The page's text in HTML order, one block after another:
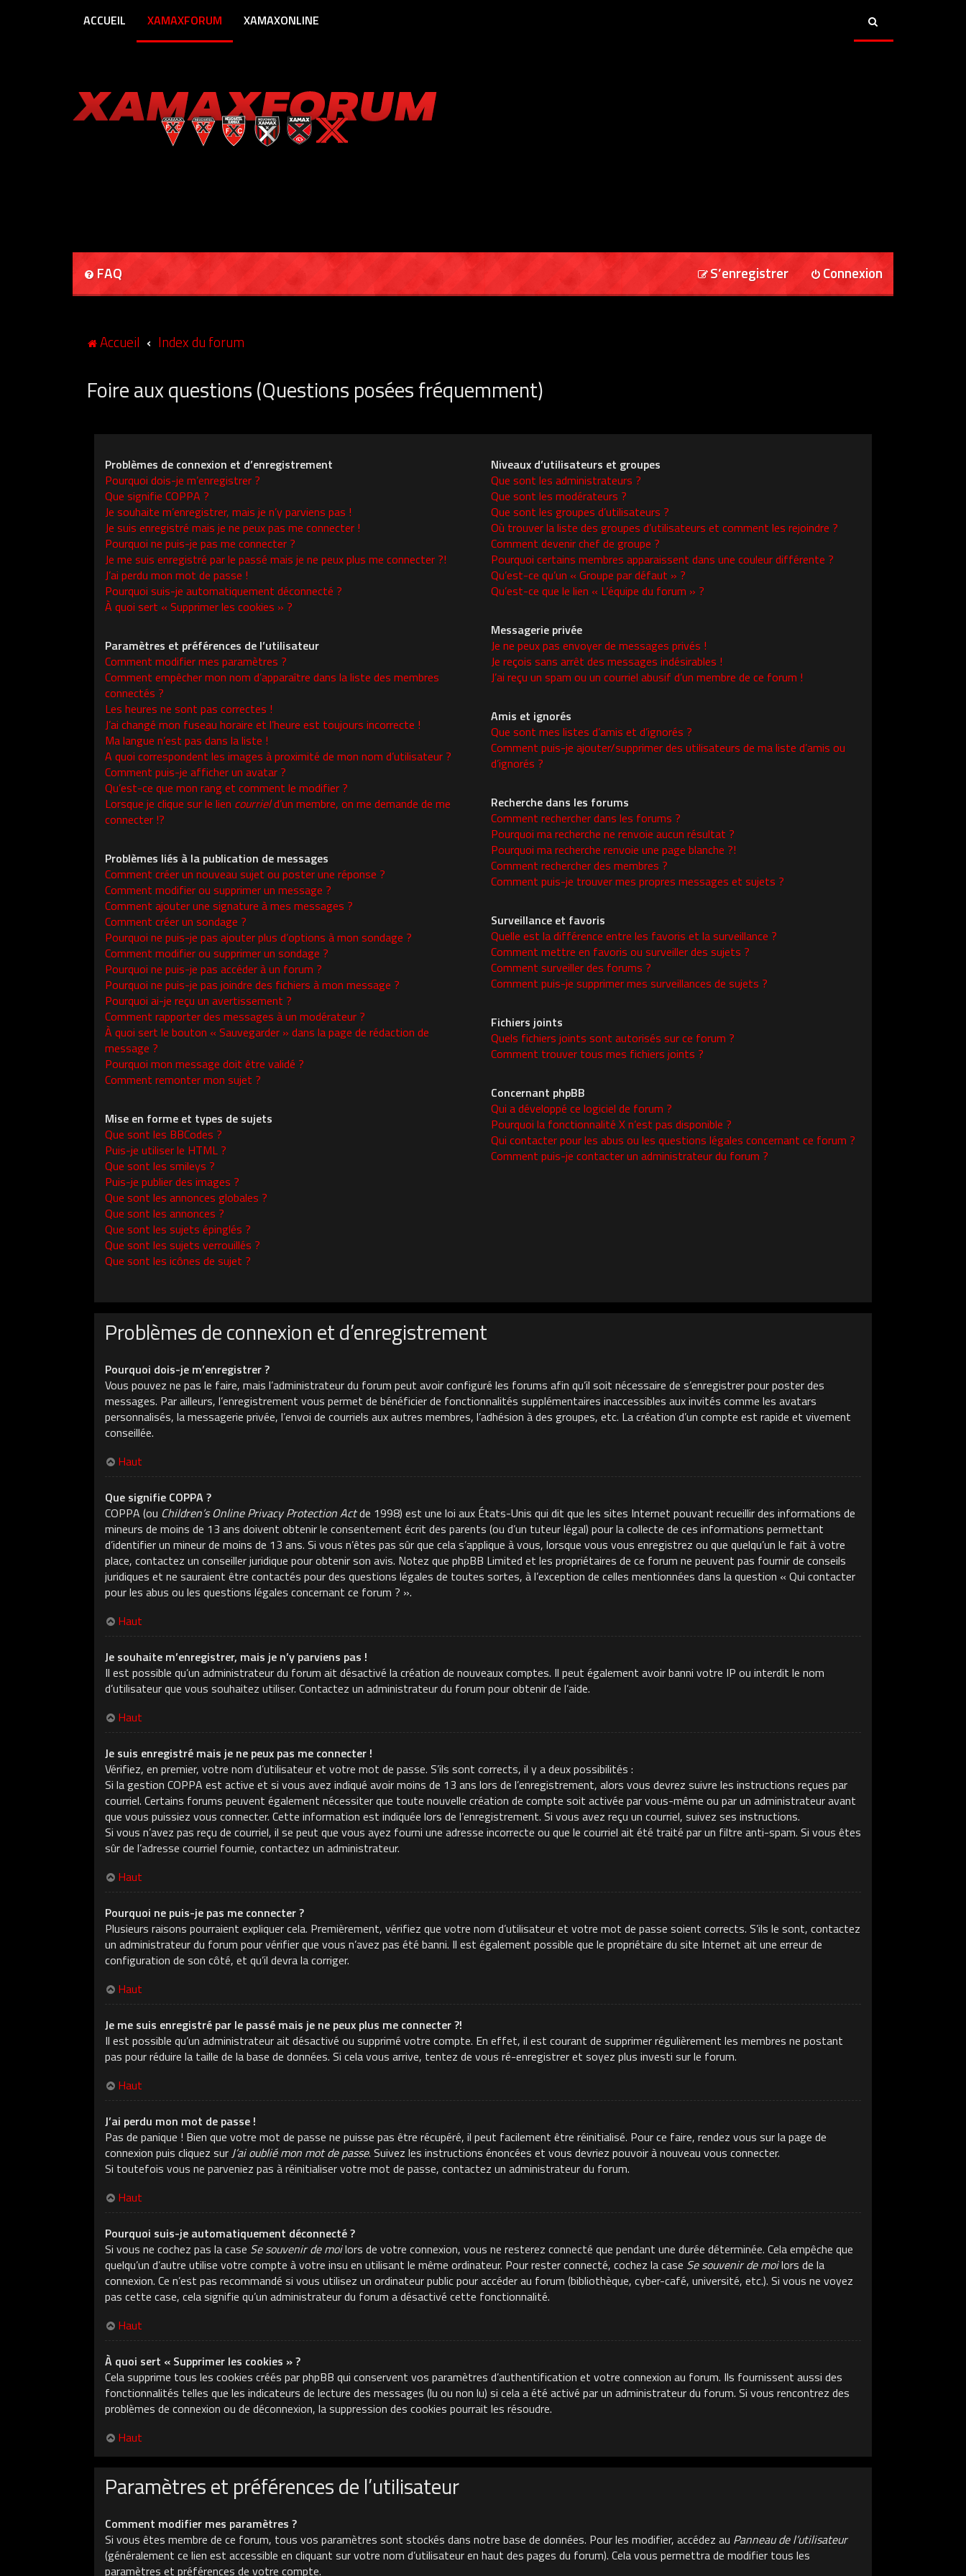
ACCUEIL XAMAXFORUM XAMAXONLINE
FAQ Connexion
S’enregistrer
Accueil Index du forum
Foire aux questions (Questions posées fréquemment)
Problèmes de connexion et d’enregistrement
Pourquoi dois-je m’enregistrer ?
Que signifie COPPA ?
Je souhaite m’enregistrer, mais je n’y parviens pas !
Je suis enregistré mais je ne peux pas me connecter !
Pourquoi ne puis-je pas me connecter ?
Je me suis enregistré par le passé mais je ne peux plus me connecter ?!
J’ai perdu mon mot de passe !
Pourquoi suis-je automatiquement déconnecté ?
À quoi sert « Supprimer les cookies » ?
Paramètres et préférences de l’utilisateur
Comment modifier mes paramètres ?
Comment empêcher mon nom d’apparaître dans la liste des membres
connectés ?
Les heures ne sont pas correctes !
J’ai changé mon fuseau horaire et l’heure est toujours incorrecte !
Ma langue n’est pas dans la liste !
A quoi correspondent les images à proximité de mon nom d’utilisateur ?
Comment puis-je afficher un avatar ?
Qu’est-ce que mon rang et comment le modifier ?
Lorsque je clique sur le lien courrield’un membre, on me demande de me
connecter !?
Problèmes liés à la publication de messages
Comment créer un nouveau sujet ou poster une réponse ?
Comment modifier ou supprimer un message ?
Comment ajouter une signature à mes messages ?
Comment créer un sondage ?
Pourquoi ne puis-je pas ajouter plus d’options à mon sondage ?
Comment modifier ou supprimer un sondage ?
Pourquoi ne puis-je pas accéder à un forum ?
Pourquoi ne puis-je pas joindre des fichiers à mon message ?
Pourquoi ai-je reçu un avertissement ?
Comment rapporter des messages à un modérateur ?
À quoi sert le bouton « Sauvegarder » dans la page de rédaction de
message ?
Pourquoi mon message doit être validé ?
Comment remonter mon sujet ?
Mise en forme et types de sujets
Que sont les BBCodes ?
Puis-je utiliser le HTML ?
Que sont les smileys ?
Puis-je publier des images ?
Que sont les annonces globales ?
Que sont les annonces ?
Que sont les sujets épinglés ?
Que sont les sujets verrouillés ?
Que sont les icônes de sujet ?
Niveaux d’utilisateurs et groupes
Que sont les administrateurs ?
Que sont les modérateurs ?
Que sont les groupes d’utilisateurs ?
Où trouver la liste des groupes d’utilisateurs et comment les rejoindre ?
Comment devenir chef de groupe ?
Pourquoi certains membres apparaissent dans une couleur différente ?
Qu’est-ce qu’un « Groupe par défaut » ?
Qu’est-ce que le lien « L’équipe du forum » ?
Messagerie privée
Je ne peux pas envoyer de messages privés !
Je reçois sans arrêt des messages indésirables !
J’ai reçu un spam ou un courriel abusif d’un membre de ce forum !
Amis et ignorés
Que sont mes listes d’amis et d’ignorés ?
Comment puis-je ajouter/supprimer des utilisateurs de ma liste d’amis ou
d’ignorés ?
Recherche dans les forums
Comment rechercher dans les forums ?
Pourquoi ma recherche ne renvoie aucun résultat ?
Pourquoi ma recherche renvoie une page blanche ?!
Comment rechercher des membres ?
Comment puis-je trouver mes propres messages et sujets ?
Surveillance et favoris
Quelle est la différence entre les favoris et la surveillance ?
Comment mettre en favoris ou surveiller des sujets ?
Comment surveiller des forums ?
Comment puis-je supprimer mes surveillances de sujets ?
Fichiers joints
Quels fichiers joints sont autorisés sur ce forum ?
Comment trouver tous mes fichiers joints ?
Concernant phpBB
Qui a développé ce logiciel de forum ?
Pourquoi la fonctionnalité X n’est pas disponible ?
Qui contacter pour les abus ou les questions légales concernant ce forum ?
Comment puis-je contacter un administrateur du forum ?
Problèmes de connexion et d’enregistrement
Pourquoi dois-je m’enregistrer ?
Vous pouvez ne pas le faire, mais l’administrateur du forum peut avoir configuré les forums afin qu’il soit nécessaire de s’enregistrer pour poster des
messages. Par ailleurs, l’enregistrement vous permet de bénéficier de fonctionnalités supplémentaires inaccessibles aux invités comme les avatars
personnalisés, la messagerie privée, l’envoi de courriels aux autres membres, l’adhésion à des groupes, etc. La création d’un compte est rapide et vivement
conseillée.
Haut
Que signifie COPPA ?
COPPA (ou Children’s Online Privacy Protection Actde 1998) est une loi aux États-Unis qui dit que les sites Internet pouvant recueillir des informations de
mineurs de moins de 13 ans doivent obtenir le consentement écrit des parents (ou d’un tuteur légal) pour la collecte de ces informations permettant
d’identifier un mineur de moins de 13 ans. Si vous n’êtes pas sûr que cela s’applique à vous, lorsque vous vous enregistrez ou que quelqu’un le fait à votre
place, contactez un conseiller juridique pour obtenir son avis. Notez que phpBB Limited et les propriétaires de ce forum ne peuvent pas fournir de conseils
juridiques et ne sauraient être contactés pour des questions légales de toutes sortes, à l’exception de celles mentionnées dans la question « Qui contacter
pour les abus ou les questions légales concernant ce forum ? ».
Haut
Je souhaite m’enregistrer, mais je n’y parviens pas !
Il est possible qu’un administrateur du forum ait désactivé la création de nouveaux comptes. Il peut également avoir banni votre IP ou interdit le nom
d’utilisateur que vous souhaitez utiliser. Contactez un administrateur du forum pour obtenir de l’aide.
Haut
Je suis enregistré mais je ne peux pas me connecter !
Vérifiez, en premier, votre nom d’utilisateur et votre mot de passe. S’ils sont corrects, il y a deux possibilités :
Si la gestion COPPA est active et si vous avez indiqué avoir moins de 13 ans lors de l’enregistrement, alors vous devrez suivre les instructions reçues par
courriel. Certains forums peuvent également nécessiter que toute nouvelle création de compte soit activée par vous-même ou par un administrateur avant
que vous puissiez vous connecter. Cette information est indiquée lors de l’enregistrement. Si vous avez reçu un courriel, suivez ses instructions.
Si vous n’avez pas reçu de courriel, il se peut que vous ayez fourni une adresse incorrecte ou que le courriel ait été traité par un filtre anti-spam. Si vous êtes
sûr de l’adresse courriel fournie, contactez un administrateur.
Haut
Pourquoi ne puis-je pas me connecter ?
Plusieurs raisons pourraient expliquer cela. Premièrement, vérifiez que votre nom d’utilisateur et votre mot de passe soient corrects. S’ils le sont, contactez
un administrateur du forum pour vérifier que vous n’avez pas été banni. Il est également possible que le propriétaire du site Internet ait une erreur de
configuration de son côté, et qu’il devra la corriger.
Haut
Je me suis enregistré par le passé mais je ne peux plus me connecter ?!
Il est possible qu’un administrateur ait désactivé ou supprimé votre compte. En effet, il est courant de supprimer régulièrement les membres ne postant
pas pour réduire la taille de la base de données. Si cela vous arrive, tentez de vous ré-enregistrer et soyez plus investi sur le forum.
Haut
J’ai perdu mon mot de passe !
Pas de panique ! Bien que votre mot de passe ne puisse pas être récupéré, il peut facilement être réinitialisé. Pour ce faire, rendez vous sur la page de
connexion puis cliquez surJ’ai oublié mon mot de passe. Suivez les instructions énoncées et vous devriez pouvoir à nouveau vous connecter.
Si toutefois vous ne parveniez pas à réinitialiser votre mot de passe, contactez un administrateur du forum.
Haut
Pourquoi suis-je automatiquement déconnecté ?
Si vous ne cochez pas la case Se souvenir de moilors de votre connexion, vous ne resterez connecté que pendant une durée déterminée. Cela empêche que
quelqu’un d’autre utilise votre compte à votre insu en utilisant le même ordinateur. Pour rester connecté, cochez la case Se souvenir de moilors de la
connexion. Ce n’est pas recommandé si vous utilisez un ordinateur public pour accéder au forum (bibliothèque, cyber-café, université, etc.). Si vous ne voyez
pas cette case, cela signifie qu’un administrateur du forum a désactivé cette fonctionnalité.
Haut
À quoi sert « Supprimer les cookies » ?
Cela supprime tous les cookies créés par phpBB qui conservent vos paramètres d’authentification et votre connexion au forum. Ils fournissent aussi des
fonctionnalités telles que les indicateurs de lecture des messages (lu ou non lu) si cela a été activé par un administrateur du forum. Si vous rencontrez des
problèmes de connexion ou de déconnexion, la suppression des cookies pourrait les résoudre.
Haut
Paramètres et préférences de l’utilisateur
Comment modifier mes paramètres ?
Si vous êtes membre de ce forum, tous vos paramètres sont stockés dans notre base de données. Pour les modifier, accédez au Panneau de l’utilisateur
(généralement ce lien est accessible en cliquant sur votre nom d’utilisateur en haut des pages du forum). Cela vous permettra de modifier tous les
paramètres et préférences de votre compte.